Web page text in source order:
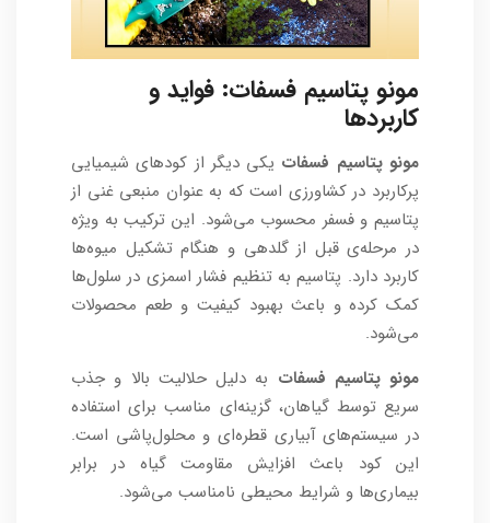
مونو پتاسیم فسفات: فواید و
کاربردها
مونو پتاسیم فسفات یکی دیگر از کودهای شیمیایی
پرکاربرد در کشاورزی است که به عنوان منبعی غنی از
پتاسیم و فسفر محسوب می‌شود. این ترکیب به ویژه
در مرحله‌ی قبل از گلدهی و هنگام تشکیل میوه‌ها
کاربرد دارد. پتاسیم به تنظیم فشار اسمزی در سلول‌ها
کمک کرده و باعث بهبود کیفیت و طعم محصولات
می‌شود.
مونو پتاسیم فسفات به دلیل حلالیت بالا و جذب
سریع توسط گیاهان، گزینه‌ای مناسب برای استفاده
در سیستم‌های آبیاری قطره‌ای و محلول‌پاشی است.
این کود باعث افزایش مقاومت گیاه در برابر
بیماری‌ها و شرایط محیطی نامناسب می‌شود.